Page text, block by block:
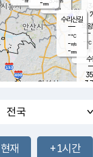
35.0
℃
의왕
- ℃
m/s
mm
-mm
-mm
-mm
수리산길
-℃
-m/s
-mm
35
3.7
현재 +1시간